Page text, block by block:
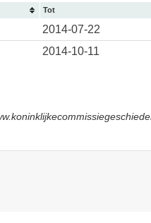
Tot
2014-07-22
2014-10-11